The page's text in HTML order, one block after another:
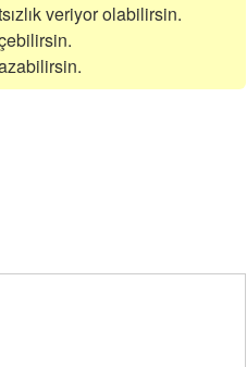
veriyor olabilirsin.